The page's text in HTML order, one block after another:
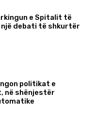
e Spitalit të
një debati të shkurtër
politikat e
në shënjestër